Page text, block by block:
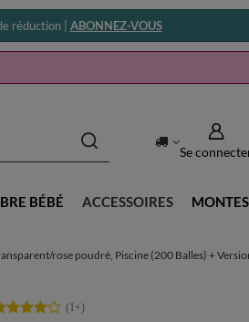
réduction | ABONNEZ-VOUS
Se
BÉBÉ ACCESSOIRES
rose poudré, Piscine (200 Balles) +